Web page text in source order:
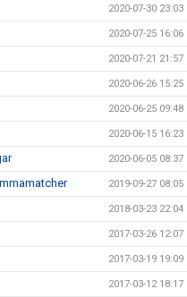
2020-07-30 23:03
2020-07-25 16:06
2020-07-21 21:57
2020-06-26 15:25
2020-06-25 09:48
2020-06-15 16:23
2020-06-05 08:37
2019-09-27 08:05
2018-03-23 22:04
2017-03-26 12:07
2017-03-19 19:09
2017-03-12 18:17